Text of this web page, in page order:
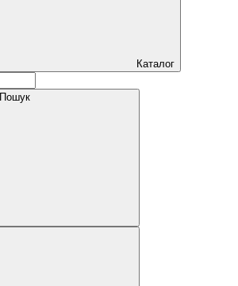
Каталог
Пошук